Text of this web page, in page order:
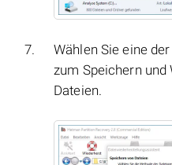
Wählen Sie eine
zum Speichern
Dateien.